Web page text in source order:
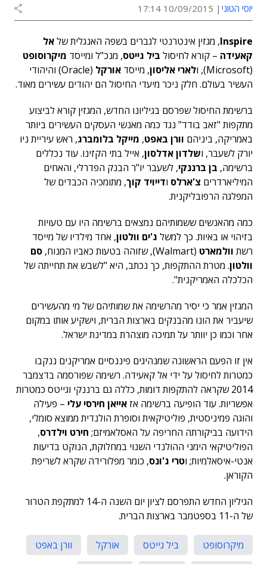
יוסי הטוני 10/09/2015 17:14
Inspire, מגזין אינטרנטי לגברים בשפה האנגלית שלאל
קאעידה – קורא לחיסול ביל גייטס, מנכ"ל ומייסד מיקרוסופט
(Microsoft), ו
לארי אליסון, מייסד אורקל
(Oracle) והיהודי
העשיר בעולם. חלק ניכר מיעדי החיסול הם יהודים עשירים מאוד.
ברשימת החיסול שפרסם בגיליונו החדש, המגזין קורא לביצוע
מתקפות "זאב בודד" נגד כמה מאנשי העסקים העשירים ביותר
באמריקה, ביניהם וורן באפט, מייקל בלומברג, ראש עיריית ניו
יורק לשעבר, ושלדון אדלסון, אייל בתי הקזינו. עוד נכללים
ברשימה, בן ברננקי, לשעבר יו"ר הבנק הפדרלי, והאחים
המיליארדרים צ'ארלס ודייויד קוך, מתומכיה הכבדים של
המפלגה הרפובליקנית.
כמה מהאנשים ששמותיהם נמצאים ברשימה היו עם טעויות
בזיהוי או באיות. כך למשל ג'ים וולטון, אחד מילדיו של מייסד
רשת וולמארט (Walmart), שזוהה בטעות כאביו המנוח,
סם
וולטון. מטרת ההתקפות, כך נכתב, היא "לשבש את תחייתה של
הכלכלה האמריקנית".
המגזין אמר כי יסיר מהרשימה את שמותיהם של מי מהעשירים
שיעביר את הונו מהבנקים בארצות הברית, וישקיע אותו במקום
אחר וכמו כן יוותר על תמיכה מוצהרת במדינת ישראל.
אין זו הפעם הראשונה שמנהיגים פיננסיים אמריקנים ננקבו
כמטרות לחיסול על ידי אל קאעידה. רשימה שפורסמה בדצמבר
2014 שקראה להתקפות דומות, כללה גם ברננקי וגייטס כמטרות
אפשריות. עוד הופיעה ברשימה אז אייאן חירסי עלי – פעילה
והוגה פמיניסטית, פוליטיקאית וסופרת הולנדית ממוצא סומלי,
הידועה בביקורתה החריפה על האסלאמיזם; חירט וילדרס,
הפוליטיקאי הימני ההולנדי השנוי במחלוקת, הנוקט בדיעות
אנטי-איסאלמיות; וטרי ג'ונס, כומר מפלורידה שקרא לשריפת
הקוראן.
הגיליון החדש התפרסם לציון יום השנה ה-14 למתקפת הטרור
של ה-11 בספטמבר בארצות הברית.
מיקרוסופט ביל גייטס אורקל
וורן באפט